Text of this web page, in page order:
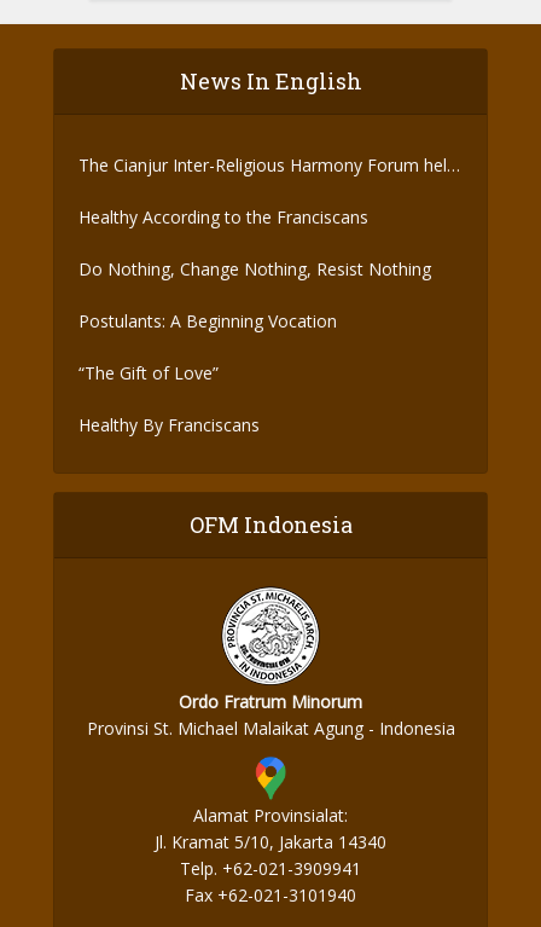
News In English
The Cianjur Inter-Religious Harmony Forum held
Healthy According to the Franciscans
Do Nothing, Change Nothing, Resist Nothing
Postulants: A Beginning Vocation
“The Gift of Love”
Healthy By Franciscans
OFM Indonesia
Ordo Fratrum Minorum
Provinsi St. Michael Malaikat Agung - Indonesia
Alamat Provinsialat:
Jl. Kramat 5/10, Jakarta 14340
Telp. +62-021-3909941
Fax +62-021-3101940